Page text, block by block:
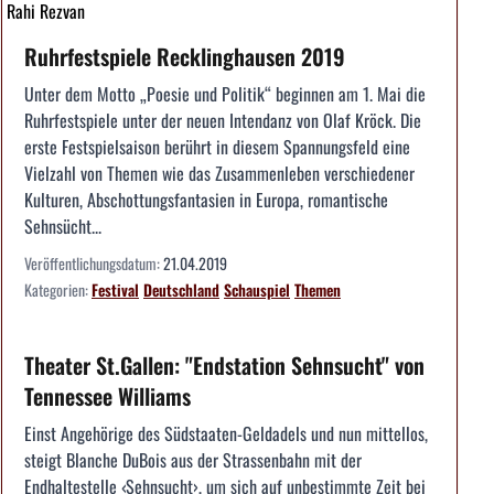
Rahi Rezvan
Ruhrfestspiele Recklinghausen 2019
Unter dem Motto „Poesie und Politik“ beginnen am 1. Mai die
Ruhrfestspiele unter der neuen Intendanz von Olaf Kröck. Die
erste Festspielsaison berührt in diesem Spannungsfeld eine
Vielzahl von Themen wie das Zusammenleben verschiedener
Kulturen, Abschottungsfantasien in Europa, romantische
Sehnsücht...
Veröffentlichungsdatum:21.04.2019
Kategorien:Festival DeutschlandSchauspiel Themen
Theater St.Gallen: "Endstation Sehnsucht" von
Tennessee Williams
Einst Angehörige des Südstaaten-Geldadels und nun mittellos,
steigt Blanche DuBois aus der Strassenbahn mit der
Endhaltestelle ‹Sehnsucht›, um sich auf unbestimmte Zeit bei